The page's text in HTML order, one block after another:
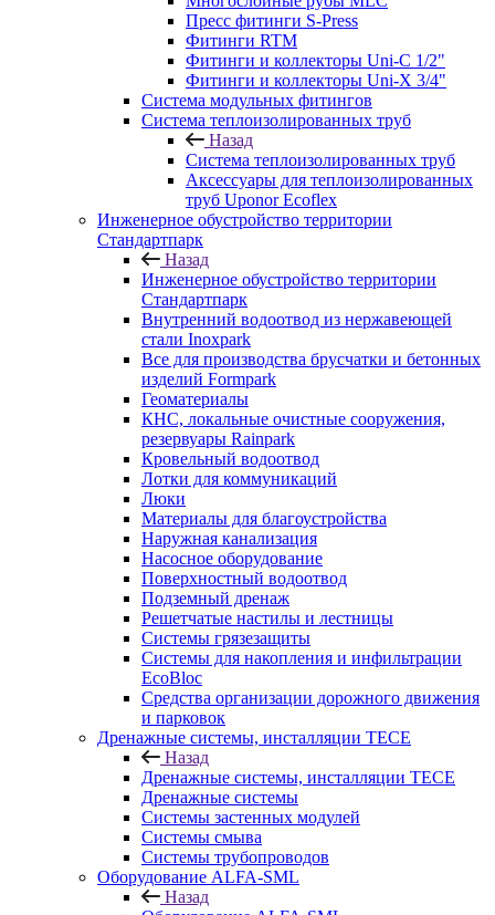
Пресс фитинги S-Press
Фитинги RTM
Фитинги и коллекторы Uni-C 1/2"
Фитинги и коллекторы Uni-X 3/4"
Система модульных фитингов
Система теплоизолированных труб
Назад
Система теплоизолированных труб
Аксессуары для теплоизолированных
труб Uponor Ecoflex
Инженерное обустройство территории
Стандартпарк
Назад
Инженерное обустройство территории
Стандартпарк
Внутренний водоотвод из нержавеющей
стали Inoxpark
Все для производства брусчатки и бетонных
изделий Formpark
Геоматериалы
КНС, локальные очистные сооружения,
резервуары Rainpark
Кровельный водоотвод
Лотки для коммуникаций
Люки
Материалы для благоустройства
Наружная канализация
Насосное оборудование
Поверхностный водоотвод
Подземный дренаж
Решетчатые настилы и лестницы
Системы грязезащиты
Системы для накопления и инфильтрации
EcoBloc
Средства организации дорожного движения
и парковок
Дренажные системы, инсталляции TECE
Назад
Дренажные системы, инсталляции TECE
Дренажные системы
Системы застенных модулей
Системы смыва
Системы трубопроводов
Оборудование ALFA-SML
Назад